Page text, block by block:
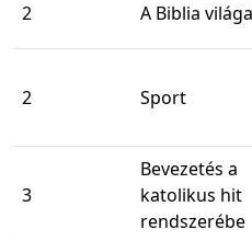
2 A Biblia világa
2 Sport
3
Bevezetés a
katolikus hit
rendszerébe